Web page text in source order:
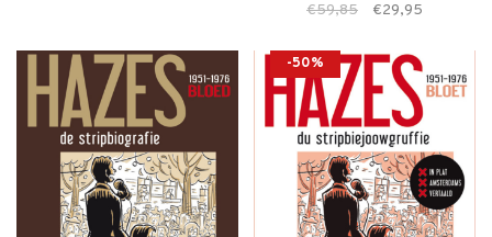
€59,85 €29,95
-50%